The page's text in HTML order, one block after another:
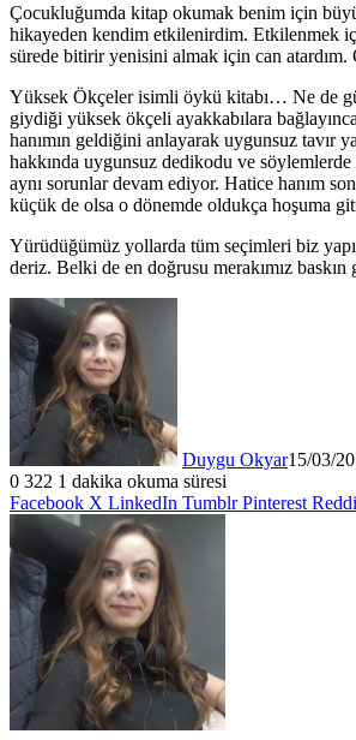
Çocukluğumda kitap okumak benim için
hikayeden kendim etkilenirdim. Etkilenmek
sürede bitirir yenisini almak için can atardım.
Yüksek Ökçeler isimli öykü kitabı… Ne de
giydiği yüksek ökçeli ayakkabılara
hanımın geldiğini anlayarak uygunsuz tavır
hakkında uygunsuz dedikodu ve
aynı sorunlar devam ediyor. Hatice hanım
küçük de olsa o dönemde oldukça hoşuma
Yürüdüğümüz yollarda tüm seçimleri biz
deriz. Belki de en doğrusu merakımız
Duygu Okyar15/03/
0 322 1 dakika okuma süresi
Facebook X LinkedIn Tumblr Pinterest